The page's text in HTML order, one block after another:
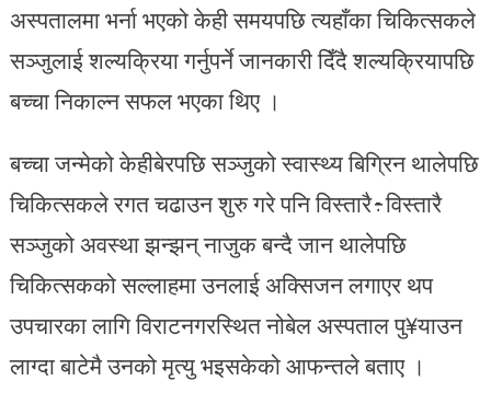
अस्पतालमा भर्ना भएको केही समयपछि त्यहाँका चिकित्सकले
सञ्जुलाई शल्यक्रिया गर्नुपर्ने जानकारी दिँदै शल्यक्रियापछि
बच्चा निकाल्न सफल भएका थिए ।
बच्चा जन्मेको केहीबेरपछि सञ्जुको स्वास्थ्य बिग्रिन थालेपछि
चिकित्सकले रगत चढाउन शुरु गरे पनि विस्तारै÷विस्तारै
सञ्जुको अवस्था झन्झन् नाजुक बन्दै जान थालेपछि
चिकित्सकको सल्लाहमा उनलाई अक्सिजन लगाएर थप
उपचारका लागि विराटनगरस्थित नोबेल अस्पताल पु¥याउन
लाग्दा बाटेमै उनको मृत्यु भइसकेको आफन्तले बताए ।